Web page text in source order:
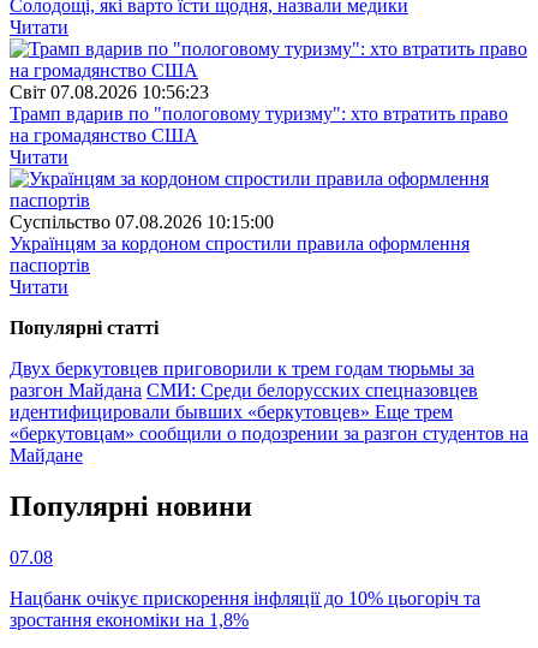
Солодощі, які варто їсти щодня, назвали медики
Читати
Свiт 07.08.2026 10:56:23
Трамп вдарив по "пологовому туризму": хто втратить право
на громадянство США
Читати
Суспiльство 07.08.2026 10:15:00
Українцям за кордоном спростили правила оформлення
паспортів
Читати
Популярнi статтi
Двух беркутовцев приговорили к трем годам тюрьмы за
разгон Майдана СМИ: Среди белорусских спецназовцев
идентифицировали бывших «беркутовцев» Еще трем
«беркутовцам» сообщили о подозрении за разгон студентов на
Майдане
Популярнi новини
07.08
Нацбанк очікує прискорення інфляції до 10% цьогоріч та
зростання економіки на 1,8%